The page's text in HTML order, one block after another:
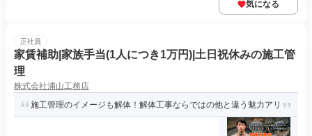
気になる
正社員
家賃補助|家族手当(1人につき1万円)|土日祝休みの施工管
理
株式会社浦山工務店
施工管理のイメージも解体！解体工事ならではの他と違う魅力アリ